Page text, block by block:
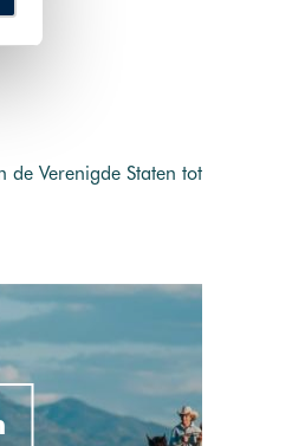
Verenigde Staten tot